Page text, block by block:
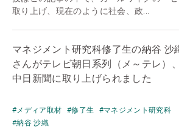
取り上げ、現在のように社会、政...
マネジメント研究科修了生の納谷 沙
さんがテレビ朝日系列（メ～テレ）、
中日新聞に取り上げられました
#メディア取材 #修了生
#マネジメント研究科
#納谷 沙織